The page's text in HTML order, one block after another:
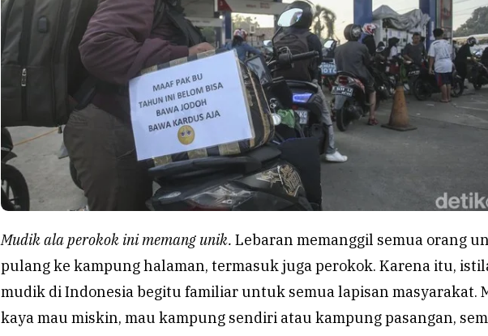
Mudik ala perokok ini memang unik. Lebaran memanggil semua orang
pulang ke kampung halaman, termasuk juga perokok. Karena itu,
mudik di Indonesia begitu familiar untuk semua lapisan masyarakat.
kaya mau miskin, mau kampung sendiri atau kampung pasangan,